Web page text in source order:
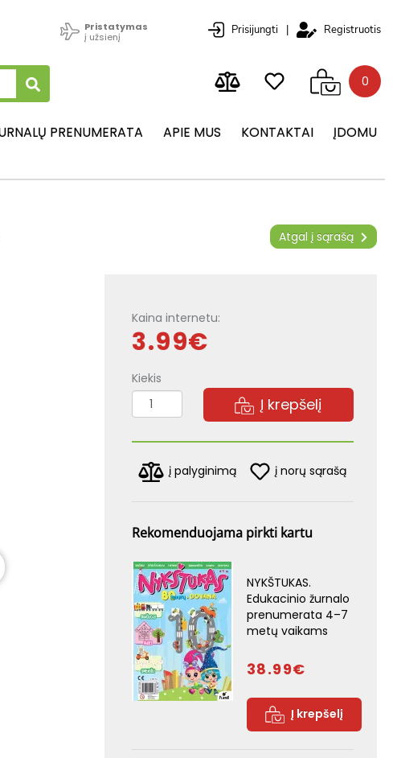
Pristatymas
į užsienį
Prisijungti | Registruotis
0
PRENUMERATA APIE MUS KONTAKTAI ĮDOMU
Atgal į sąrašą
Kaina internetu:
3.99€
Kiekis
Į krepšelį
į palyginimą į norų sąrašą
Rekomenduojama pirkti kartu
NYKŠTUKAS.
Edukacinio žurnalo
prenumerata 4–7
metų vaikams
38.99€
Į krepšelį